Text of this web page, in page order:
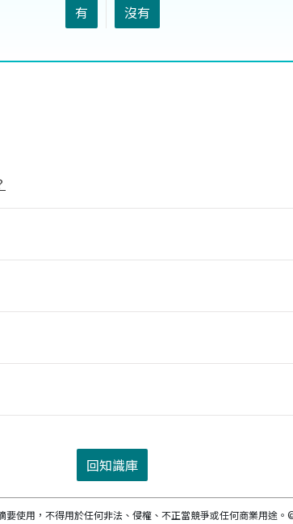
有 沒有
回知識庫
使用，不得用於任何非法、侵權、不正當競爭或任何商業用途。